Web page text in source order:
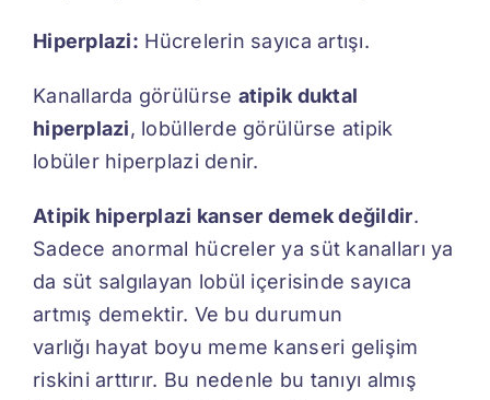
Hiperplazi: Hücrelerin sayıca artışı.
Kanallarda görülürse atipik duktal
hiperplazi, lobüllerde görülürse atipik
lobüler hiperplazi denir.
Atipik hiperplazi kanser demek değildir.
Sadece anormal hücreler ya süt kanalları ya
da süt salgılayan lobül içerisinde sayıca
artmış demektir. Ve bu durumun
varlığı hayat boyu meme kanseri gelişim
riskini arttırır. Bu nedenle bu tanıyı almış